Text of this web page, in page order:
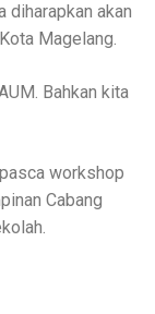
diharapkan akan
Magelang.
Bahkan kita
workshop
Cabang